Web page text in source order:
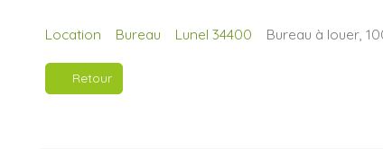
Location Bureau Lunel 34400 Bureau à louer,
Retour